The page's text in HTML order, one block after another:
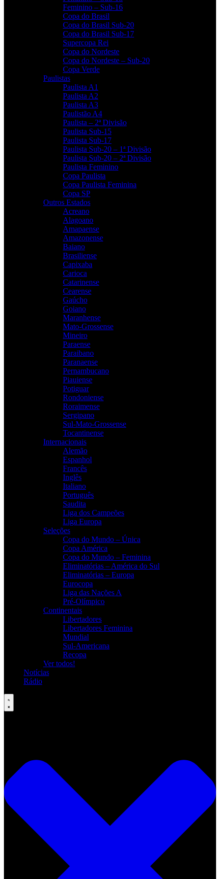
Feminino – Sub-16
Copa do Brasil
Copa do Brasil Sub-20
Copa do Brasil Sub-17
Supercopa Rei
Copa do Nordeste
Copa do Nordeste – Sub-20
Copa Verde
Paulistas
Paulista A1
Paulista A2
Paulista A3
Paulistão A4
Paulista – 2ª Divisão
Paulista Sub-15
Paulista Sub-17
Paulista Sub-20 – 1ª Divisão
Paulista Sub-20 – 2ª Divisão
Paulista Feminino
Copa Paulista
Copa Paulista Feminina
Copa SP
Outros Estados
Acreano
Alagoano
Amapaense
Amazonense
Baiano
Brasiliense
Capixaba
Carioca
Catarinense
Cearense
Gaúcho
Goiano
Maranhense
Mato-Grossense
Mineiro
Paraense
Paraibano
Paranaense
Pernambucano
Piauiense
Potiguar
Rondoniense
Roraimense
Sergipano
Sul-Mato-Grossense
Tocantinense
Internacionais
Alemão
Espanhol
Francês
Inglês
Italiano
Português
Saudita
Liga dos Campeões
Liga Europa
Seleções
Copa do Mundo – Única
Copa América
Copa do Mundo – Feminina
Eliminatórias – América do Sul
Eliminatórias – Europa
Eurocopa
Liga das Nações A
Pré-Olímpico
Continentais
Libertadores
Libertadores Feminina
Mundial
Sul-Americana
Recopa
Ver todos!
Notícias
Rádio